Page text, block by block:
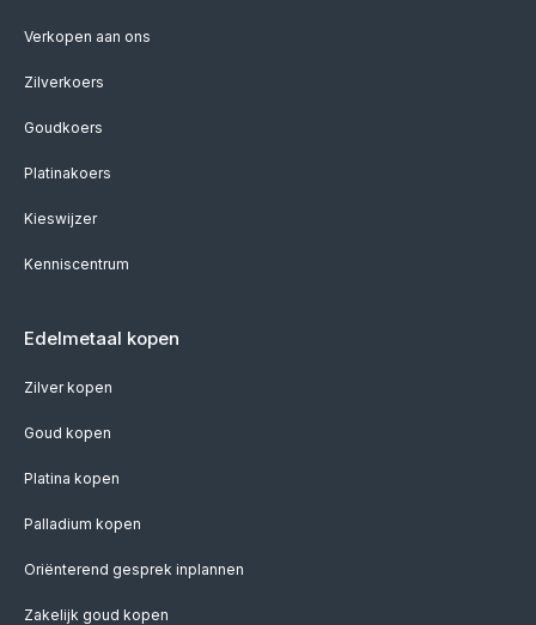
Verkopen aan ons
Zilverkoers
Goudkoers
Platinakoers
Kieswijzer
Kenniscentrum
Edelmetaal kopen
Zilver kopen
Goud kopen
Platina kopen
Palladium kopen
Oriënterend gesprek inplannen
Zakelijk goud kopen